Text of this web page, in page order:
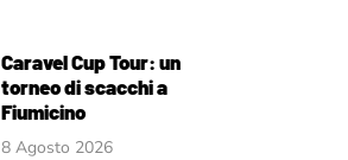
Caravel Cup Tour: un
torneo di scacchi a
Fiumicino
8 Agosto 2026